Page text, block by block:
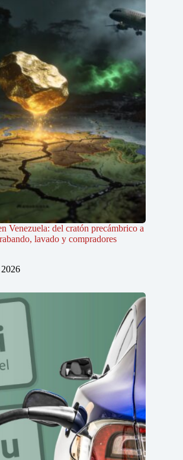
Venezuela: del cratón precámbrico a
lavado y compradores